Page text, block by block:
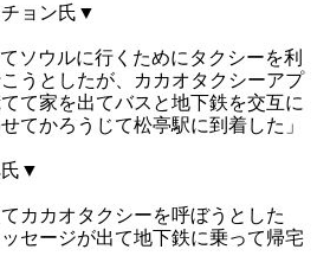
ョン氏▼
ソウルに行くためにタクシーを利
うとしたが、カカオタクシーアプ
て家を出てバスと地下鉄を交互に
てかろうじて松亭駅に到着した」
氏▼
カカオタクシーを呼ぼうとした
セージが出て地下鉄に乗って帰宅